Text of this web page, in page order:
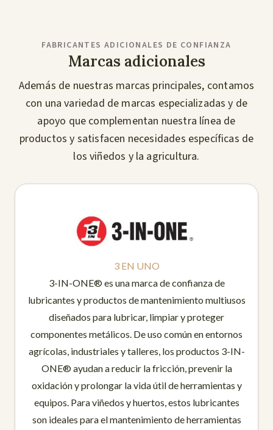
FABRICANTES ADICIONALES DE CONFIANZA
Marcas adicionales
Además de nuestras marcas principales, contamos
con una variedad de marcas especializadas y de
apoyo que complementan nuestra línea de
productos y satisfacen necesidades específicas de
los viñedos y la agricultura.
3 EN UNO
3-IN-ONE® es una marca de confianza de
lubricantes y productos de mantenimiento multiusos
diseñados para lubricar, limpiar y proteger
componentes metálicos. De uso común en entornos
agrícolas, industriales y talleres, los productos 3-IN-
ONE® ayudan a reducir la fricción, prevenir la
oxidación y prolongar la vida útil de herramientas y
equipos. Para viñedos y huertos, estos lubricantes
son ideales para el mantenimiento de herramientas